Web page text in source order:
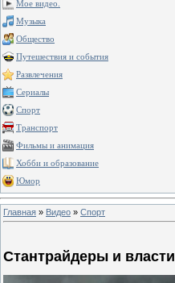
Мое видео.
Музыка
Общество
Путешествия и события
Развлечения
Сериалы
Спорт
Транспорт
Фильмы и анимация
Хобби и образование
Юмор
Главная » Видео » Спорт
Стантрайдеры и власти